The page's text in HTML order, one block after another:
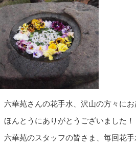
六華苑さんの花手水、沢山の方々にお
ほんとうにありがとうございました！
六華苑のスタッフの皆さま、毎回花手